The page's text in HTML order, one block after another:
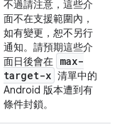
不過請注意，這些介
面不在支援範圍內 ，
如有變更，恕不另行
通知。請預期這些介
面日後會在 max-
target-x 清單中的
Android 版本遭到有
條件封鎖。